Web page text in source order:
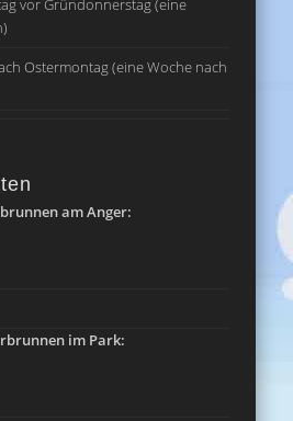
vor Gründonnerstag (eine
Ostermontag (eine Woche nach
am Anger:
im Park: